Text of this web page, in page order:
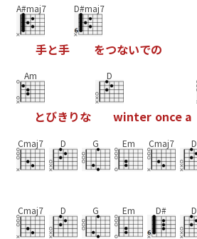
A#maj7
手と手
D#maj7
をつないでの
Am
とびき りな
D
winter once a
Cmaj7 D G Em Cmaj7 D
Cmaj7 D G Em D# D